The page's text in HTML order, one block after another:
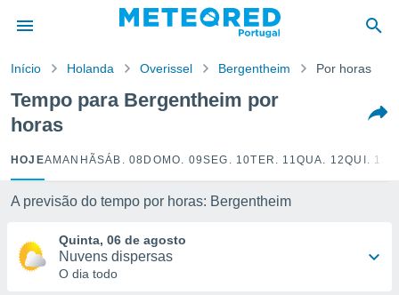
da
foi
para
fornecidas
a este
e
Início Holanda Overissel Bergentheim Por horas
Tempo para Bergentheim por
horas
HOJEAMANHÃSÁB. 08 DOMO. 09SEG. 10TER. 11QUA. 12QUI. 13
A previsão do tempo por horas: Bergentheim
Quinta, 06 de agosto
Nuvens dispersas
O dia todo